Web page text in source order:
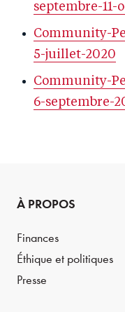
septembre-11-
Community-
5-juillet-2020
Community-
6-septembre-
À PROPOS
Finances
Éthique et politiques
Presse